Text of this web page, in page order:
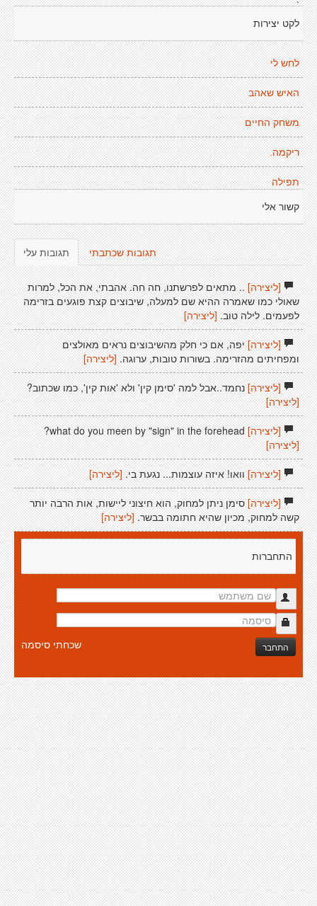
לקט יצירות
לחש לי
האיש שאהב
משחק החיים
ריקמה.
תפילה
קשור אלי
תגובות עלי תגובות שכתבתי
[ליצירה].. מתאים לפרשתנו, חה חה. אהבתי, את הכל, למרות
שאולי כמו שאמרה ההיא שם למעלה, שיבוצים קצת פוגעים בזרימה
לפעמים. לילה טוב. [ליצירה]
[ליצירה]יפה, אם כי חלק מהשיבוצים נראים מאולצים
ומפחיתים מהזרימה. בשורות טובות, ערוגה.[ליצירה]
[ליצירה]נחמד..אבל למה 'סימן קין' ולא 'אות קין', כמו שכתוב?
[ליצירה]
[ליצירה]what do you meen by "sign" in the forehead?
[ליצירה]
[ליצירה]וואו! איזה עוצמות... נגעת בי. [ליצירה]
[ליצירה]סימן ניתן למחוק, הוא חיצוני ליישות, אות הרבה יותר
קשה למחוק, מכיון שהיא חתומה בבשר.[ליצירה]
התחברות
התחבר שכחתי סיסמה